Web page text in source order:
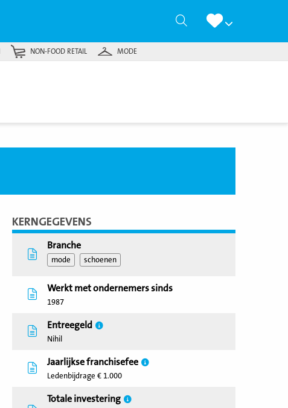
Zoeken
NON-FOOD RETAIL MODE
KERNGEGEVENS
Branche
mode schoenen
Werkt met ondernemers sinds
1987
Entreegeld
Nihil
Jaarlijkse franchisefee
Ledenbijdrage € 1.000
Totale investering